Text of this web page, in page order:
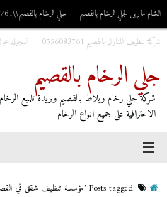
الشام ماربل لجلي الرخام بالقصيم
جلي الرخام بالقصيم\\0556083761
شركة تنظيف المنازل بالقصيم 0556083761
جلي الرخام بالقصيم
شركة جلي رخام وبلاط بالقصيم وبريدة تلميع الرخام
الاحترافية على جميع انواع الرخام
Posts tagged "مؤسسة تنظيف شقق في القصيم"